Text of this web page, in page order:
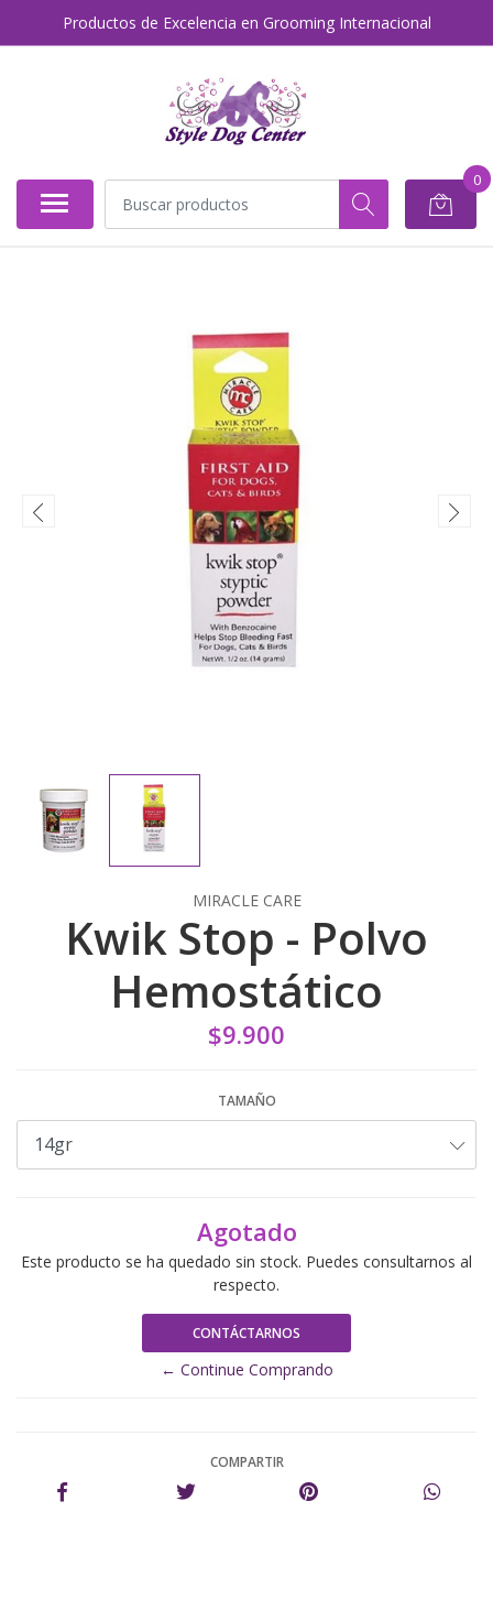
Productos de Excelencia en Grooming Internacional
0
MIRACLE CARE
Kwik Stop - Polvo
Hemostático
$9.900
TAMAÑO
Agotado
Este producto se ha quedado sin stock. Puedes consultarnos al
respecto.
CONTÁCTARNOS
← Continue Comprando
COMPARTIR